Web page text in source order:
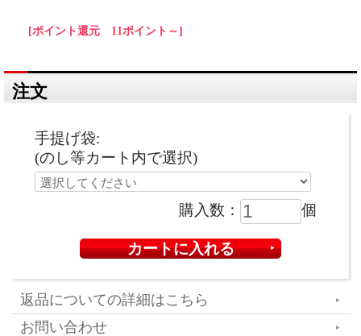
[ポイント還元 11ポイント～]
注文
手提げ袋:
(のし等カート内で選択)
購入数： 個
返品についての詳細はこちら
お問い合わせ